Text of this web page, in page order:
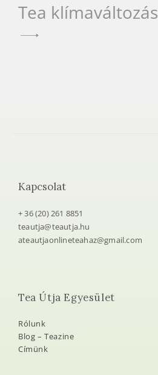
Tea klímaváltozás
Kapcsolat
+ 36 (20) 261 8851
teautja@teautja.hu
ateautjaonlineteahaz@gmail.com
Tea Útja Egyesület
Rólunk
Blog – Teazine
Címünk